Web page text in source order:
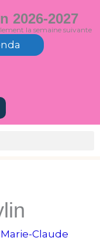
2026-2027
la semaine suivante
Marie-Claude